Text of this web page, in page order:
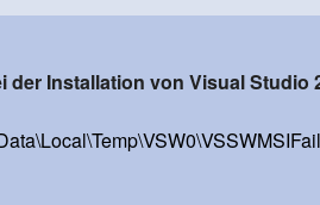
der Installation von Visual Studio